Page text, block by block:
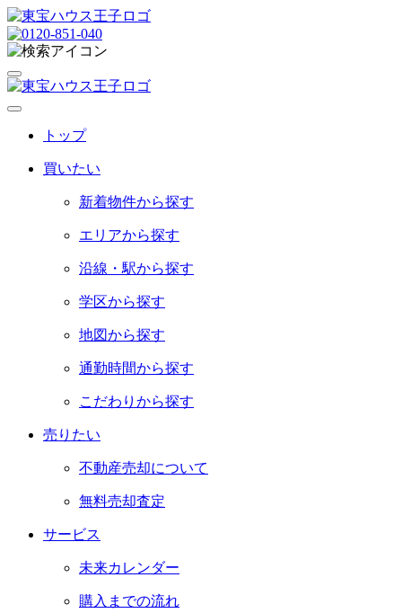
トップ
買いたい
新着物件から探す
エリアから探す
沿線・駅から探す
学区から探す
地図から探す
通勤時間から探す
こだわりから探す
売りたい
不動産売却について
無料売却査定
サービス
未来カレンダー
購入までの流れ